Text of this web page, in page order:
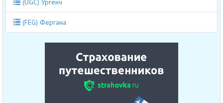
(UGC) Ургенч
(FEG) Фергана